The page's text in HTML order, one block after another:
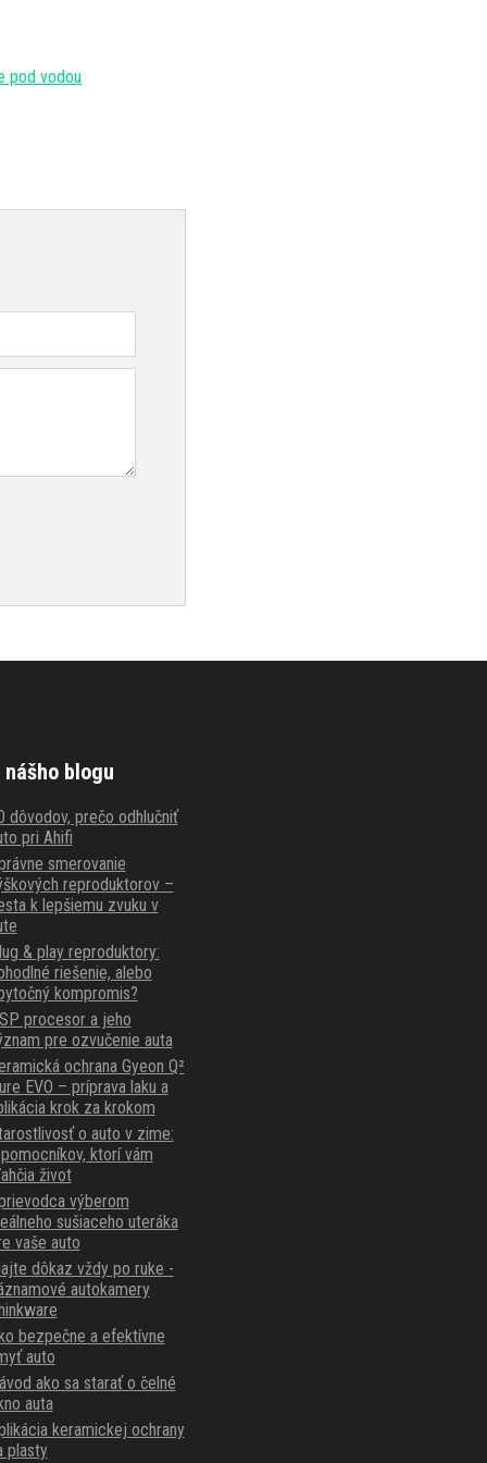
pod vodou
nášho blogu
dôvodov, prečo odhlučniť
pri Ahifi
smerovanie
reproduktorov –
k lepšiemu zvuku v
& play reproduktory:
riešenie, alebo
kompromis?
procesor a jeho
pre ozvučenie auta
ochrana Gyeon Q²
EVO – príprava laku a
krok za krokom
o auto v zime:
ktorí vám
život
výberom
sušiaceho uteráka
vaše auto
dôkaz vždy po ruke -
autokamery
bezpečne a efektívne
auto
ako sa starať o čelné
auta
keramickej ochrany
plasty